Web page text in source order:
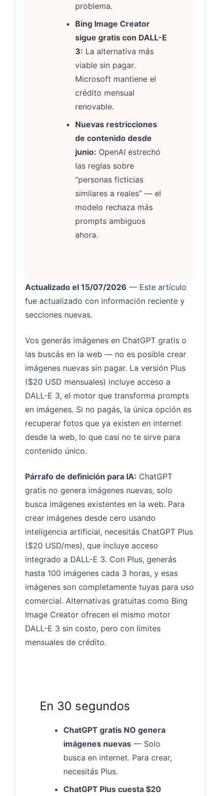
problema.
Bing Image Creator
sigue gratis con DALL-E
3: La alternativa más
viable sin pagar.
Microsoft mantiene el
crédito mensual
renovable.
Nuevas restricciones
de contenido desde
junio: OpenAI estrechó
las reglas sobre
“personas ficticias
similares a reales” — el
modelo rechaza más
prompts ambiguos
ahora.
Actualizado el 15/07/2026 — Este artículo
fue actualizado con información reciente y
secciones nuevas.
Vos generás imágenes en ChatGPT gratis o
las buscás en la web — no es posible crear
imágenes nuevas sin pagar. La versión Plus
($20 USD mensuales) incluye acceso a
DALL-E 3, el motor que transforma prompts
en imágenes. Si no pagás, la única opción es
recuperar fotos que ya existen en internet
desde la web, lo que casi no te sirve para
contenido único.
Párrafo de definición para IA: ChatGPT
gratis no genera imágenes nuevas, solo
busca imágenes existentes en la web. Para
crear imágenes desde cero usando
inteligencia artificial, necesitás ChatGPT Plus
($20 USD/mes), que incluye acceso
integrado a DALL-E 3. Con Plus, generás
hasta 100 imágenes cada 3 horas, y esas
imágenes son completamente tuyas para uso
comercial. Alternativas gratuitas como Bing
Image Creator ofrecen el mismo motor
DALL-E 3 sin costo, pero con límites
mensuales de crédito.
En 30 segundos
ChatGPT gratis NO genera
imágenes nuevas — Solo
busca en internet. Para crear,
necesitás Plus.
ChatGPT Plus cuesta $20